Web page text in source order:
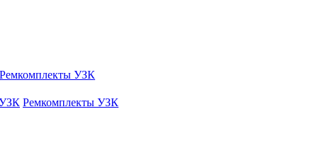
Ремкомплекты УЗК
Ремкомплекты УЗК